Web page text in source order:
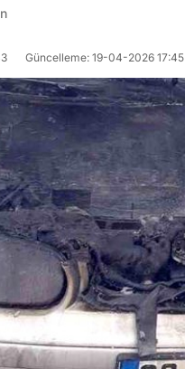
Güncelleme: 19-04-2026 17:45